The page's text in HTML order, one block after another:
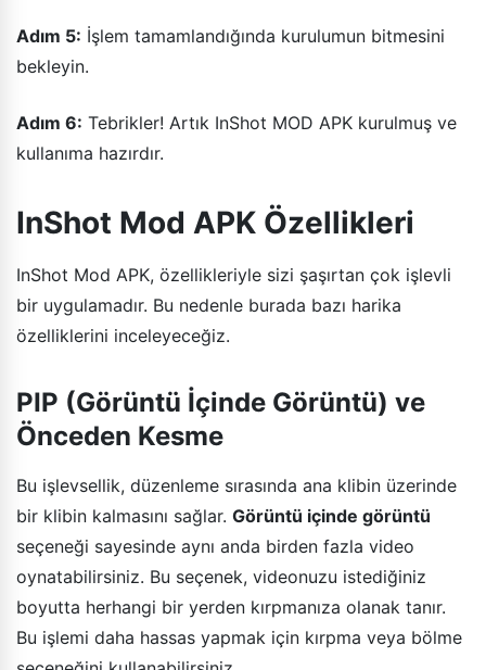
Adım 5: İşlem tamamlandığında kurulumun bitmesini
bekleyin.
Adım 6: Tebrikler! Artık InShot MOD APK kurulmuş ve
kullanıma hazırdır.
InShot Mod APK Özellikleri
InShot Mod APK, özellikleriyle sizi şaşırtan çok işlevli
bir uygulamadır. Bu nedenle burada bazı harika
özelliklerini inceleyeceğiz.
PIP (Görüntü İçinde Görüntü) ve
Önceden Kesme
Bu işlevsellik, düzenleme sırasında ana klibin üzerinde
bir klibin kalmasını sağlar. Görüntü içinde görüntü
seçeneği sayesinde aynı anda birden fazla video
oynatabilirsiniz. Bu seçenek, videonuzu istediğiniz
boyutta herhangi bir yerden kırpmanıza olanak tanır.
Bu işlemi daha hassas yapmak için kırpma veya bölme